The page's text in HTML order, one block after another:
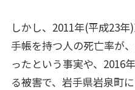
しかし、2011年(平成23
手帳を持つ人の死亡率が
ったという事実や、2016
る被害で、岩手県岩泉町